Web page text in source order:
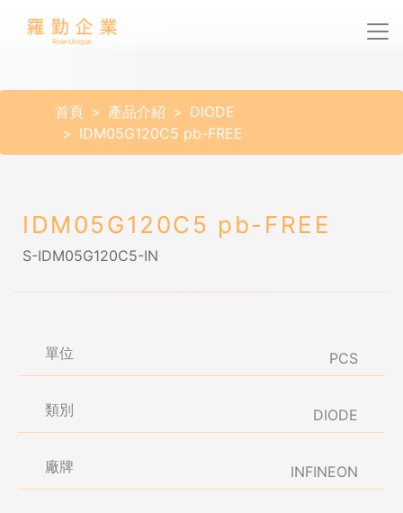
首頁 產品介紹
DIODE
IDM05G120C5 pb-FREE
IDM05G120C5 pb-FREE
S-IDM05G120C5-IN
單位 PCS
類別 DIODE
廠牌 INFINEON